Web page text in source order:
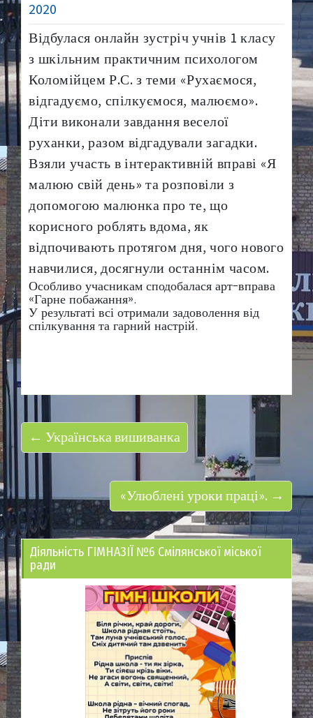
2020
Відбулася онлайн зустріч учнів 1 класу
з шкільним практичним психологом
Коломійцем Р.С. з теми «Рухаємося,
відгадуємо, спілкуємося, малюємо».
Діти виконали завдання веселої
руханки, разом відгадували загадки.
Взяли участь в інтерактивній вправі «Я
малюю свій день» та розповіли з
допомогою малюнка про те, що
корисного роблять вдома, як
відпочивають протягом дня, чого нового
навчилися, досягнули останнім часом.
Особливо учасникам сподобалася арт-вправа
«Гарне побажання».
У результаті всі отримали задоволення від
спілкування та гарний настрій.
← Українська вишиванка
«Улюблені уроки праці». →
Діяльність ГІМНАЗІЇ №6 Смілянської міської
ради